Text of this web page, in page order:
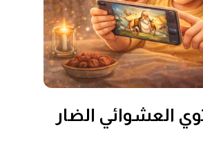
العشوائي الضار